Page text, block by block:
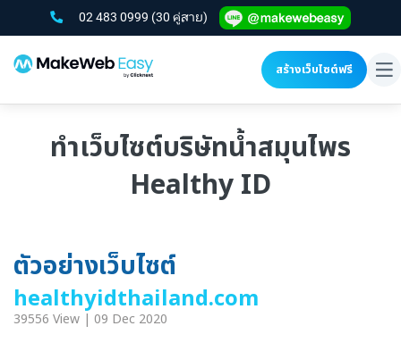
02 483 0999 (30 คู่สาย)
สร้างเว็บไซต์ฟรี
ทำเว็บไซต์บริษัทน้ำสมุนไพร
Healthy ID
ตัวอย่างเว็บไซต์
healthyidthailand.com
39556 View | 09 Dec 2020